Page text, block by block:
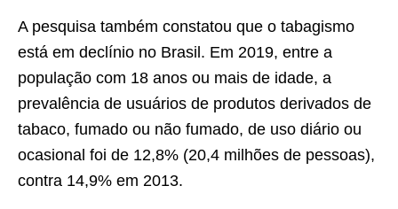
A pesquisa também constatou que o tabagismo
está em declínio no Brasil. Em 2019, entre a
população com 18 anos ou mais de idade, a
prevalência de usuários de produtos derivados de
tabaco, fumado ou não fumado, de uso diário ou
ocasional foi de 12,8% (20,4 milhões de pessoas),
contra 14,9% em 2013.